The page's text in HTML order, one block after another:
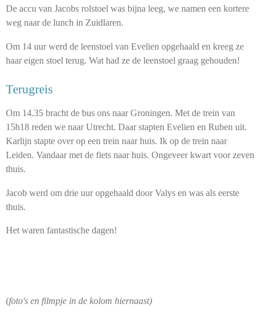
De accu van Jacobs rolstoel was bijna leeg, we namen een kortere
weg naar de lunch in Zuidlaren.
Om 14 uur werd de leenstoel van Evelien opgehaald en kreeg ze
haar eigen stoel terug. Wat had ze de leenstoel graag gehouden!
Terugreis
Om 14.35 bracht de bus ons naar Groningen. Met de trein van
15h18 reden we naar Utrecht. Daar stapten Evelien en Ruben uit.
Karlijn stapte over op een trein naar huis. Ik op de trein naar
Leiden. Vandaar met de fiets naar huis. Ongeveer kwart voor zeven
thuis.
Jacob werd om drie uur opgehaald door Valys en was als eerste
thuis.
Het waren fantastische dagen!
(foto's en filmpje in de kolom hiernaast)